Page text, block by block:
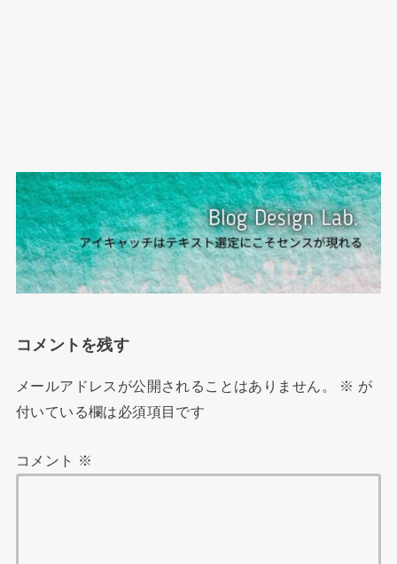
コメントを残す
メールアドレスが公開されることはありません。 ※ が
付いている欄は必須項目です
コメント ※